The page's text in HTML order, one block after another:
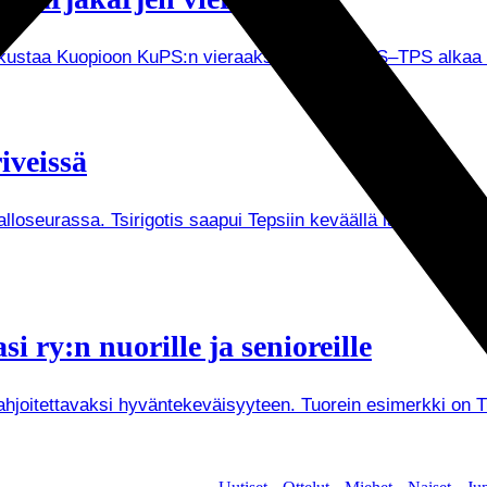
Kuopioon KuPS:n vieraaksi. Ottelu KuPS–TPS
Tsirigotis saapui Tepsiin keväällä
ry:n nuorille ja senioreille
hyväntekeväisyyteen. Tuorein esimerkki on